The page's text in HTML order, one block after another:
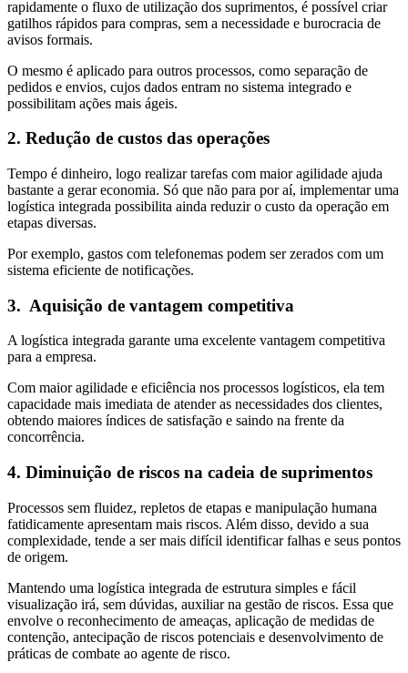
rapidamente o fluxo de utilização dos suprimentos, é possível criar
gatilhos rápidos para compras, sem a necessidade e burocracia de
avisos formais.
O mesmo é aplicado para outros processos, como separação de
pedidos e envios, cujos dados entram no sistema integrado e
possibilitam ações mais ágeis.
2. Redução de custos das operações
Tempo é dinheiro, logo realizar tarefas com maior agilidade ajuda
bastante a gerar economia. Só que não para por aí, implementar uma
logística integrada possibilita ainda reduzir o custo da operação em
etapas diversas.
Por exemplo, gastos com telefonemas podem ser zerados com um
sistema eficiente de notificações.
3. Aquisição de vantagem competitiva
A logística integrada garante uma excelente vantagem competitiva
para a empresa.
Com maior agilidade e eficiência nos processos logísticos, ela tem
capacidade mais imediata de atender as necessidades dos clientes,
obtendo maiores índices de satisfação e saindo na frente da
concorrência.
4. Diminuição de riscos na cadeia de suprimentos
Processos sem fluidez, repletos de etapas e manipulação humana
fatidicamente apresentam mais riscos. Além disso, devido a sua
complexidade, tende a ser mais difícil identificar falhas e seus pontos
de origem.
Mantendo uma logística integrada de estrutura simples e fácil
visualização irá, sem dúvidas, auxiliar na gestão de riscos. Essa que
envolve o reconhecimento de ameaças, aplicação de medidas de
contenção, antecipação de riscos potenciais e desenvolvimento de
práticas de combate ao agente de risco.